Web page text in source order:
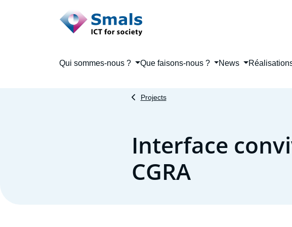
Main menu
Qui sommes-nous ? Que faisons-nous ? News
Projects
Interface
CGRA